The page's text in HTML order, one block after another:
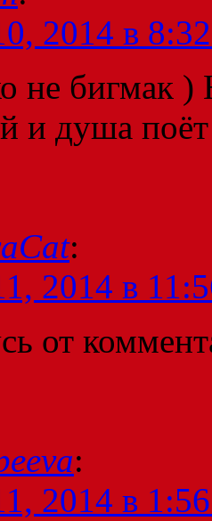
2014 в
не бигмак
и душа
:
2014 в
от
:
2014 в